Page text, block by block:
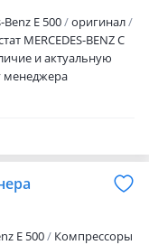
СПОСОБ
ВИДЕО ОБЗОР
НАХОДИМСЯ В
БЕЗ
ПИШИТЕ В
E 500
оригинал
MERCEDES-BENZ C
и актуальную
менеджера
E 500
Компрессоры